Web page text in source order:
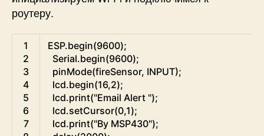
роутеру.
1
2
3
4
5
6
7
ESP.begin(9600);
Serial.begin(9600);
pinMode(fireSensor, INPUT);
lcd.begin(16,2);
lcd.print("Email Alert ");
lcd.setCursor(0,1);
lcd.print("By MSP430");